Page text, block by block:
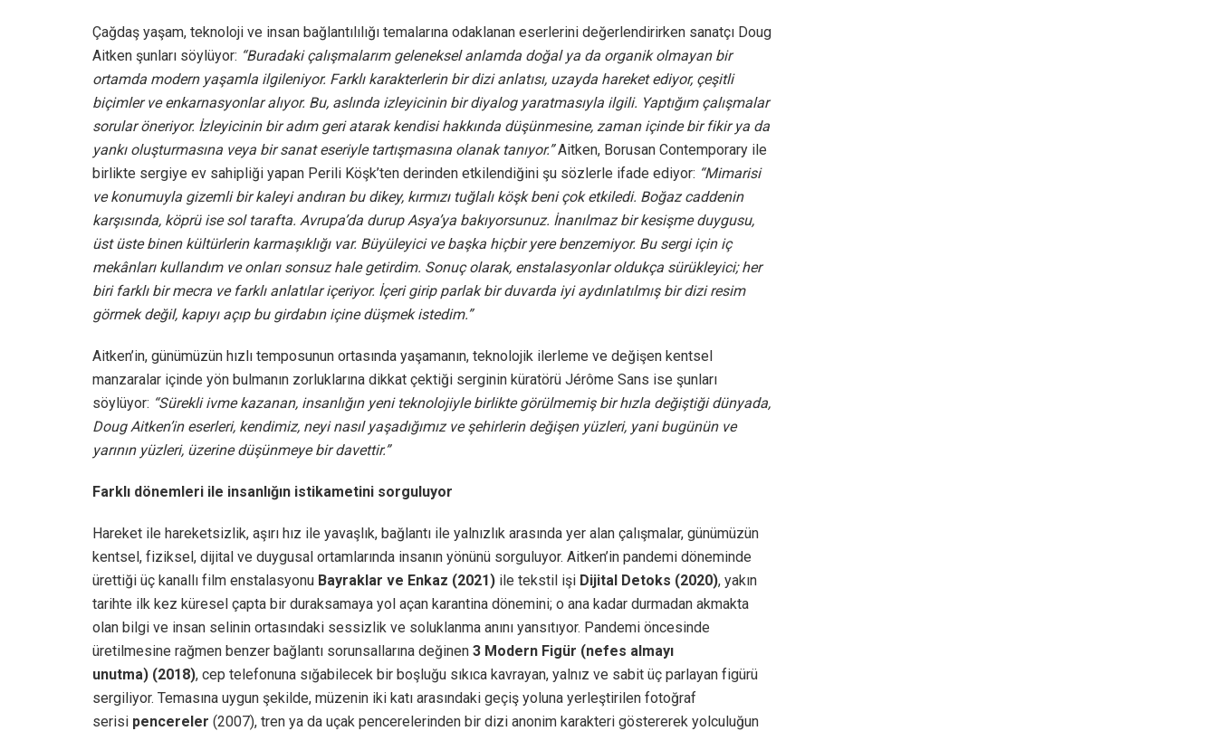
Çağdaş yaşam, teknoloji ve insan bağlantılılığı temalarına odaklanan eserlerini değerlendirirken sanatçı Doug
Aitken şunları söylüyor: “Buradaki çalışmalarım geleneksel anlamda doğal ya da organik olmayan bir
ortamda modern yaşamla ilgileniyor. Farklı karakterlerin bir dizi anlatısı, uzayda hareket ediyor, çeşitli
biçimler ve enkarnasyonlar alıyor. Bu, aslında izleyicinin bir diyalog yaratmasıyla ilgili. Yaptığım çalışmalar
sorular öneriyor. İzleyicinin bir adım geri atarak kendisi hakkında düşünmesine, zaman içinde bir fikir ya da
yankı oluşturmasına veya bir sanat eseriyle tartışmasına olanak tanıyor.”Aitken, Borusan Contemporary ile
birlikte sergiye ev sahipliği yapan Perili Köşk’ten derinden etkilendiğini şu sözlerle ifade ediyor: “Mimarisi
ve konumuyla gizemli bir kaleyi andıran bu dikey, kırmızı tuğlalı köşk beni çok etkiledi. Boğaz caddenin
karşısında, köprü ise sol tarafta. Avrupa’da durup Asya’ya bakıyorsunuz. İnanılmaz bir kesişme duygusu,
üst üste binen kültürlerin karmaşıklığı var. Büyüleyici ve başka hiçbir yere benzemiyor. Bu sergi için iç
mekânları kullandım ve onları sonsuz hale getirdim. Sonuç olarak, enstalasyonlar oldukça sürükleyici; her
biri farklı bir mecra ve farklı anlatılar içeriyor. İçeri girip parlak bir duvarda iyi aydınlatılmış bir dizi resim
görmek değil, kapıyı açıp bu girdabın içine düşmek istedim.”
Aitken’in, günümüzün hızlı temposunun ortasında yaşamanın, teknolojik ilerleme ve değişen kentsel
manzaralar içinde yön bulmanın zorluklarına dikkat çektiği serginin küratörü Jérôme Sans ise şunları
söylüyor: “Sürekli ivme kazanan, insanlığın yeni teknolojiyle birlikte görülmemiş bir hızla değiştiği dünyada,
Doug Aitken’in eserleri, kendimiz, neyi nasıl yaşadığımız ve şehirlerin değişen yüzleri, yani bugünün ve
yarının yüzleri, üzerine düşünmeye bir davettir.”
Farklı dönemleri ile insanlığın istikametini sorguluyor
Hareket ile hareketsizlik, aşırı hız ile yavaşlık, bağlantı ile yalnızlık arasında yer alan çalışmalar, günümüzün
kentsel, fiziksel, dijital ve duygusal ortamlarında insanın yönünü sorguluyor. Aitken’in pandemi döneminde
ürettiği üç kanallı film enstalasyonu Bayraklar ve Enkaz (2021) ile tekstil işi Dijital Detoks (2020), yakın
tarihte ilk kez küresel çapta bir duraksamaya yol açan karantina dönemini; o ana kadar durmadan akmakta
olan bilgi ve insan selinin ortasındaki sessizlik ve soluklanma anını yansıtıyor. Pandemi öncesinde
üretilmesine rağmen benzer bağlantı sorunsallarına değinen 3 Modern Figür (nefes almayı
unutma) (2018), cep telefonuna sığabilecek bir boşluğu sıkıca kavrayan, yalnız ve sabit üç parlayan figürü
sergiliyor. Temasına uygun şekilde, müzenin iki katı arasındaki geçiş yoluna yerleştirilen fotoğraf
serisi pencereler (2007), tren ya da uçak pencerelerinden bir dizi anonim karakteri göstererek yolculuğun